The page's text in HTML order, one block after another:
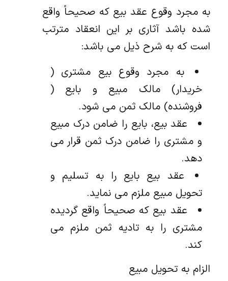
به مجرد وقوع عقد بیع که صحیحاً واقع
شده باشد آثاری بر این انعقاد مترتب
است که به شرح ذیل می باشد:
به مجرد وقوع بیع مشتری (
خریدار) مالک مبیع و بایع (
فروشنده) مالک ثمن می شود.
عقد بیع، بایع را ضامن درک مبیع
و مشتری را ضامن درک ثمن قرار می
دهد.
عقد بیع بایع را به تسلیم و
تحویل مبیع ملزم می نماید.
عقد بیع که صحیحاً واقع گردیده
مشتری را به تادیه ثمن ملزم می
کند.
الزام به تحویل مبیع